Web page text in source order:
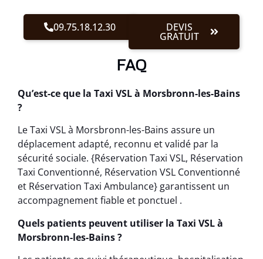
09.75.18.12.30 DEVIS
GRATUIT
FAQ
Qu’est-ce que la Taxi VSL à Morsbronn-les-Bains
?
Le Taxi VSL à Morsbronn-les-Bains assure un
déplacement adapté, reconnu et validé par la
sécurité sociale. {Réservation Taxi VSL, Réservation
Taxi Conventionné, Réservation VSL Conventionné
et Réservation Taxi Ambulance} garantissent un
accompagnement fiable et ponctuel .
Quels patients peuvent utiliser la Taxi VSL à
Morsbronn-les-Bains ?